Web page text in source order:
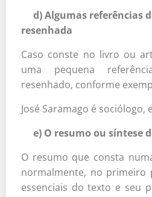
d) Algumas referências
resenhada
Caso conste no livro ou
uma pequena
resenhado, conforme
José Saramago é
e) O resumo ou síntese
O resumo que consta
normalmente, no primeiro
essenciais do texto e seu